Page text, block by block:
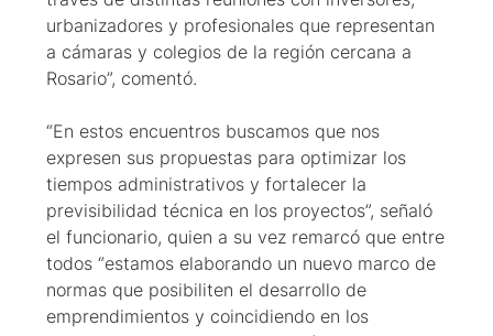
urbanizadores y profesionales que representan
a cámaras y colegios de la región cercana a
Rosario”, comentó.
“En estos encuentros buscamos que nos
expresen sus propuestas para optimizar los
tiempos administrativos y fortalecer la
previsibilidad técnica en los proyectos”, señaló
el funcionario, quien a su vez remarcó que entre
todos “estamos elaborando un nuevo marco de
normas que posibiliten el desarrollo de
emprendimientos y coincidiendo en los